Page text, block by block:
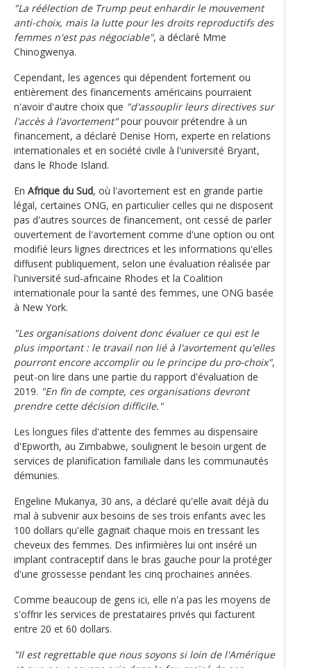
"La réélection de Trump peut enhardir le mouvement
anti-choix, mais la lutte pour les droits reproductifs des
femmes n'est pas négociable", a déclaré Mme
Chinogwenya.
Cependant, les agences qui dépendent fortement ou
entièrement des financements américains pourraient
n'avoir d'autre choix que "d'assouplir leurs directives sur
l'accès à l'avortement"pour pouvoir prétendre à un
financement, a déclaré Denise Horn, experte en relations
internationales et en société civile à l'université Bryant,
dans le Rhode Island.
En Afrique du Sud, où l'avortement est en grande partie
légal, certaines ONG, en particulier celles qui ne disposent
pas d'autres sources de financement, ont cessé de parler
ouvertement de l'avortement comme d'une option ou ont
modifié leurs lignes directrices et les informations qu'elles
diffusent publiquement, selon une évaluation réalisée par
l'université sud-africaine Rhodes et la Coalition
internationale pour la santé des femmes, une ONG basée
à New York.
"Les organisations doivent donc évaluer ce qui est le
plus important : le travail non lié à l'avortement qu'elles
pourront encore accomplir ou le principe du pro-choix",
peut-on lire dans une partie du rapport d'évaluation de
2019. "En fin de compte, ces organisations devront
prendre cette décision difficile."
Les longues files d'attente des femmes au dispensaire
d'Epworth, au Zimbabwe, soulignent le besoin urgent de
services de planification familiale dans les communautés
démunies.
Engeline Mukanya, 30 ans, a déclaré qu'elle avait déjà du
mal à subvenir aux besoins de ses trois enfants avec les
100 dollars qu'elle gagnait chaque mois en tressant les
cheveux des femmes. Des infirmières lui ont inséré un
implant contraceptif dans le bras gauche pour la protéger
d'une grossesse pendant les cinq prochaines années.
Comme beaucoup de gens ici, elle n'a pas les moyens de
s'offrir les services de prestataires privés qui facturent
entre 20 et 60 dollars.
"Il est regrettable que nous soyons si loin de l'Amérique